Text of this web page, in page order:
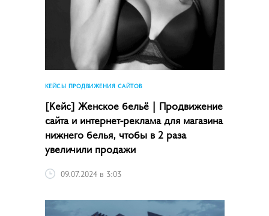
КЕЙСЫ ПРОДВИЖЕНИЯ САЙТОВ
[Кейс] Женское бельё | Продвижение
сайта и интернет-реклама для магазина
нижнего белья, чтобы в 2 раза
увеличили продажи
09.07.2024 в 3:03